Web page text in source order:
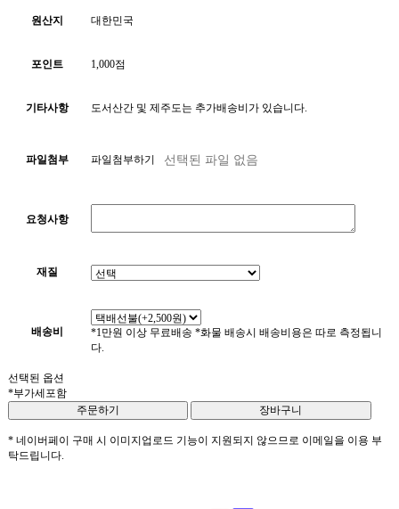
원산지 대한민국
포인트 1,000점
기타사항 도서산간 및 제주도는 추가배송비가 있습니다.
파일첨부 파일첨부하기
요청사항
재질
배송비
*1만원 이상 무료배송 *화물 배송시 배송비용은 따로 측정됩니
다.
선택된 옵션
*부가세포함
* 네이버페이 구매 시 이미지업로드 기능이 지원되지 않으므로 이메일을 이용 부
탁드립니다.